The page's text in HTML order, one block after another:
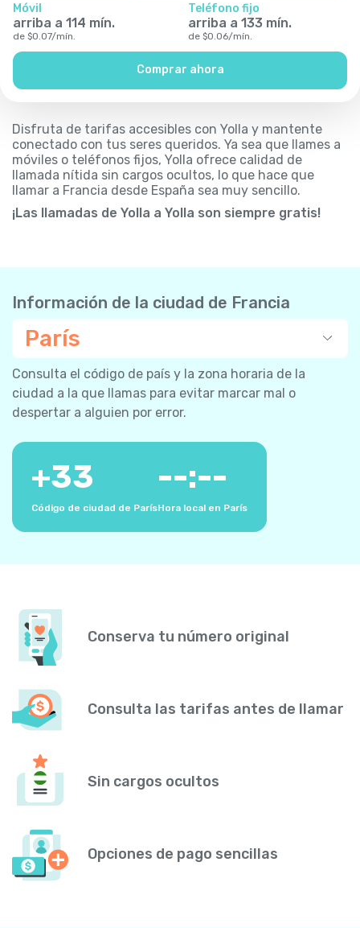
Móvil
arriba a 114 mín.
de $0.07/mín.
Teléfono fijo
arriba a 133 mín.
de $0.06/mín.
Comprar ahora
Disfruta de tarifas accesibles con Yolla y mantente
conectado con tus seres queridos. Ya sea que llames a
móviles o teléfonos fijos, Yolla ofrece calidad de
llamada nítida sin cargos ocultos, lo que hace que
llamar a Francia desde España sea muy sencillo.
¡Las llamadas de Yolla a Yolla son siempre gratis!
Información de la ciudad de Francia
París
Consulta el código de país y la zona horaria de la
ciudad a la que llamas para evitar marcar mal o
despertar a alguien por error.
+33
Código de ciudad de París
--:--
Hora local en París
Conserva tu número original
Consulta las tarifas antes de llamar
Sin cargos ocultos
Opciones de pago sencillas